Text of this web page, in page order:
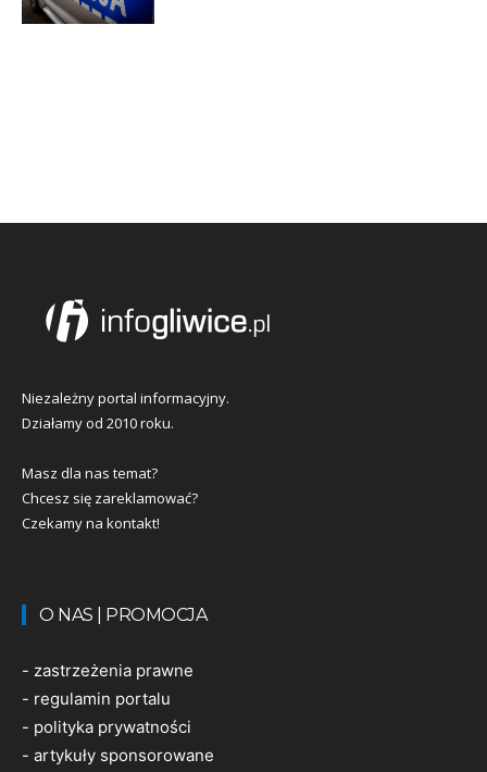
Niezależny portal informacyjny.
Działamy od 2010 roku.
Masz dla nas temat?
Chcesz się zareklamować?
Czekamy na kontakt!
O NAS | PROMOCJA
- zastrzeżenia prawne
- regulamin portalu
- polityka prywatności
- artykuły sponsorowane